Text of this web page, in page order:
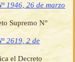
1946, 26 de marzo
Supremo N°
2619, 2 de
el Decreto